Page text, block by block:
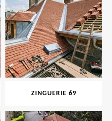
ZINGUERIE 69